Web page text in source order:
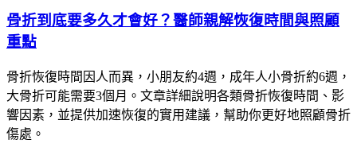
骨折到底要多久才會好？醫師親解恢復時間與照顧
重點
骨折恢復時間因人而異，小朋友約4週，成年人小骨折約6週，
大骨折可能需要3個月。文章詳細說明各類骨折恢復時間、影
響因素，並提供加速恢復的實用建議，幫助你更好地照顧骨折
傷處。